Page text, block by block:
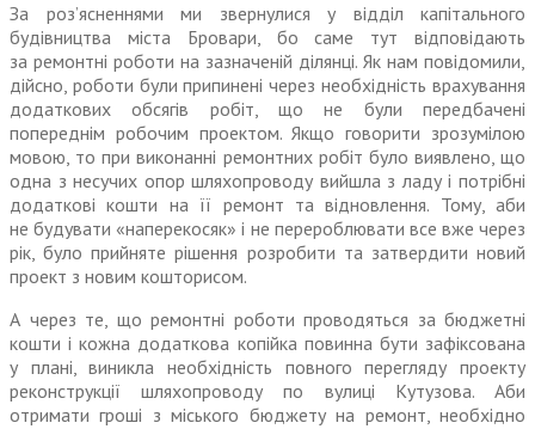
За роз’ясненнями ми звернулися у відділ капітального
будівництва міста Бровари, бо саме тут відповідають
за ремонтні роботи на зазначеній ділянці. Як нам повідомили,
дійсно, роботи були припинені через необхідність врахування
додаткових обсягів робіт, що не були передбачені
попереднім робочим проектом. Якщо говорити зрозумілою
мовою, то при виконанні ремонтних робіт було виявлено, що
одна з несучих опор шляхопроводу вийшла з ладу і потрібні
додаткові кошти на її ремонт та відновлення. Тому, аби
не будувати «наперекосяк» і не перероблювати все вже через
рік, було прийняте рішення розробити та затвердити новий
проект з новим кошторисом.
А через те, що ремонтні роботи проводяться за бюджетні
кошти і кожна додаткова копійка повинна бути зафіксована
у плані, виникла необхідність повного перегляду проекту
реконструкції шляхопроводу по вулиці Кутузова. Аби
отримати гроші з міського бюджету на ремонт, необхідно